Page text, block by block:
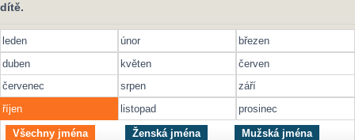
dítě.
leden únor
březen
duben
květen
červen
červenec
srpen
září
říjen
listopad prosinec
Všechny jména Ženská jména Mužská jména